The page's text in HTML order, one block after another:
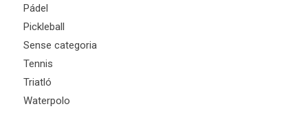
Pádel
Pickleball
Sense categoria
Tennis
Triatló
Waterpolo